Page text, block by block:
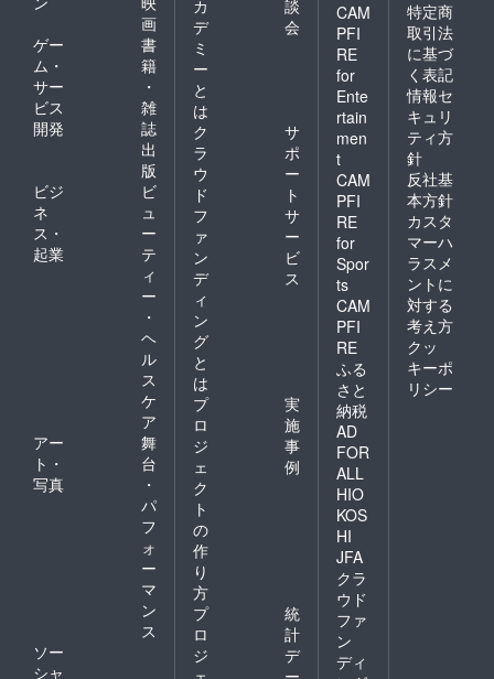
画
ゲー
ム・
サー
ビス
開発
書
籍
・
雑
誌
出
版
ビジ
ネ
ス・
起業
ビ
ュ
ー
テ
ィ
ー
・
ヘ
ル
ス
ケ
ア
アー
ト・
写真
舞
台
・
パ
フ
ォ
ー
マ
ン
ス
ソー
シャ
カ
デ
ミ
ー
と
は
談
会
ク
ラ
ウ
ド
フ
ァ
ン
デ
ィ
ン
グ
と
は
サ
ポ
ー
ト
サ
ー
ビ
ス
プ
ロ
ジ
ェ
ク
ト
の
作
り
方
実
施
事
例
プ
ロ
ジ
統
計
デ
CAM
PFI
RE
for
Ente
rtain
men
t
CAM
PFI
RE
for
Spor
ts
CAM
PFI
RE
ふる
さと
納税
AD
FOR
ALL
HIO
KOS
HI
JFA
クラ
ウド
ファ
ン
ディ
特定商
取引法
に基づ
く表記
情報セ
キュリ
ティ方
針
反社基
本方針
カスタ
マーハ
ラスメ
ントに
対する
考え方
クッ
キーポ
リシー